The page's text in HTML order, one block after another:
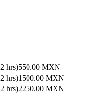
550.00 MXN
1500.00 MXN
2250.00 MXN